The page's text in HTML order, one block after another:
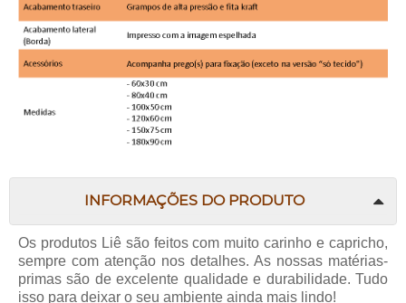
INFORMAÇÕES DO PRODUTO
Os produtos Liê são feitos com muito carinho e capricho,
sempre com atenção nos detalhes. As nossas matérias-
primas são de excelente qualidade e durabilidade. Tudo
isso para deixar o seu ambiente ainda mais lindo!